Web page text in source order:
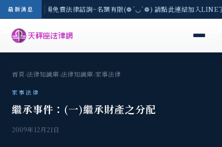
最新消息
區-8/3(一) 現場免費法律諮詢~名額有限(❁´◡`❁) 請點此連結加入
首頁›法律知識庫›法律知識庫›家事法律
家事法律
繼承事件：(一)繼承財產之分配
2009年12月21日